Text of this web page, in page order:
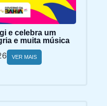
e celebra um
e muita música
VER MAIS